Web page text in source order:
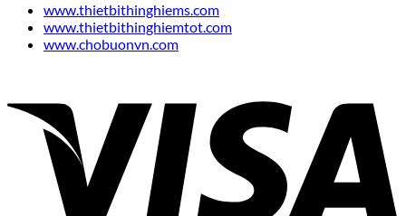
www.thietbithinghiems.com
www.thietbithinghiemtot.com
www.chobuonvn.com